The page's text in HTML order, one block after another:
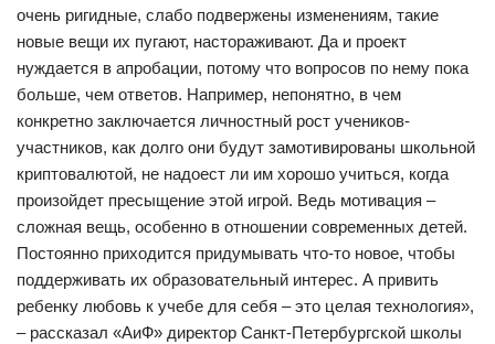
очень ригидные, слабо подвержены изменениям, такие
новые вещи их пугают, настораживают. Да и проект
нуждается в апробации, потому что вопросов по нему пока
больше, чем ответов. Например, непонятно, в чем
конкретно заключается личностный рост учеников-
участников, как долго они будут замотивированы школьной
криптовалютой, не надоест ли им хорошо учиться, когда
произойдет пресыщение этой игрой. Ведь мотивация –
сложная вещь, особенно в отношении современных детей.
Постоянно приходится придумывать что-то новое, чтобы
поддерживать их образовательный интерес. А привить
ребенку любовь к учебе для себя – это целая технология»,
– рассказал «АиФ» директор Санкт-Петербургской школы